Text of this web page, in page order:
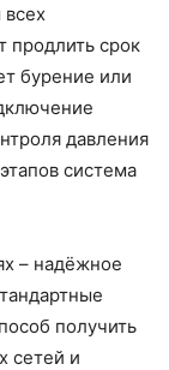
продлить срок
бурение или
давления
система
– надёжное
получить
сетей и